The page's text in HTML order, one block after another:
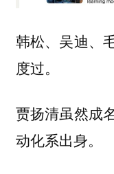
韩松、吴迪、
度过。
贾扬清虽然成
动化系出身。